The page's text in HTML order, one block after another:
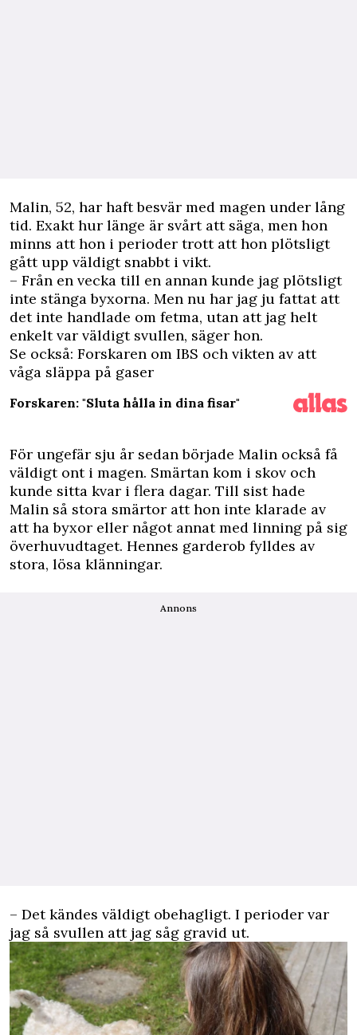
Malin, 52, har haft besvär med magen under lång
tid. Exakt hur länge är svårt att säga, men hon
minns att hon i perioder trott att hon plötsligt
gått upp väldigt snabbt i vikt.
– Från en vecka till en annan kunde jag plötsligt
inte stänga byxorna. Men nu har jag ju fattat att
det inte handlade om fetma, utan att jag helt
enkelt var väldigt svullen, säger hon.
Se också: Forskaren om IBS och vikten av att
våga släppa på gaser
Forskaren: "Sluta hålla in dina fisar"
För ungefär sju år sedan började Malin också få
väldigt ont i magen. Smärtan kom i skov och
kunde sitta kvar i flera dagar. Till sist hade
Malin så stora smärtor att hon inte klarade av
att ha byxor eller något annat med linning på sig
överhuvudtaget. Hennes garderob fylldes av
stora, lösa klänningar.
Annons
– Det kändes väldigt obehagligt. I perioder var
jag så svullen att jag såg gravid ut.